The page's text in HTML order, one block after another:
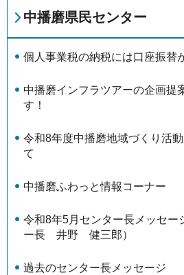
中播磨県民センター
個⼈事業税の納税には口座振替
中播磨インフラツアーの企画提
す！
令和8年度中播磨地域づくり活
て
中播磨ふわっと情報コーナー
令和8年5月センター長メッセー
ー長 井野 健三郎）
過去のセンター長メッセージ